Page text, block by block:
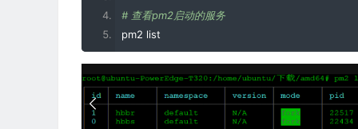
# 查看pm2启动的服务
pm2 list